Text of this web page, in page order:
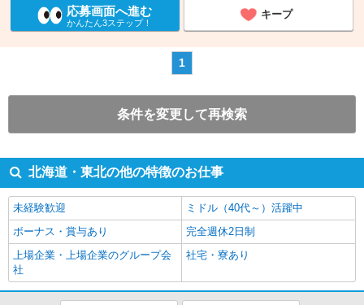
応募画面へ進む
かんたん3ステップ！
キープ
1
条件を変更して再検索
北海道・東北の他の特徴のお仕事
未経験歓迎
ミドル（40代～）活躍中
ボーナス・賞与あり
完全週休2日制
上場企業・上場企業のグループ会
社
社宅・寮あり